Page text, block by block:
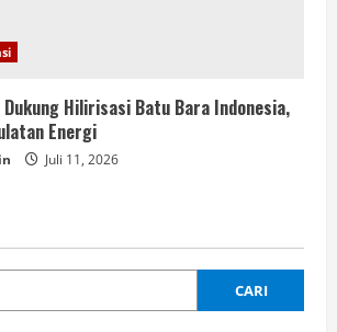
Hilirisasi Batu Bara Indonesia,
Energi
Juli 11, 2026
CARI